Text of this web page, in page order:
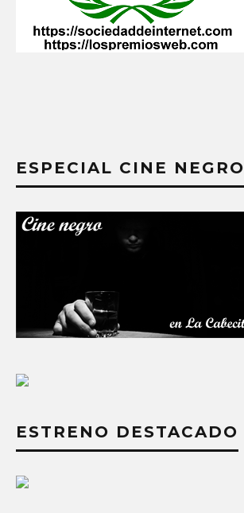
ESPECIAL CINE NEGRO
ESTRENO DESTACADO